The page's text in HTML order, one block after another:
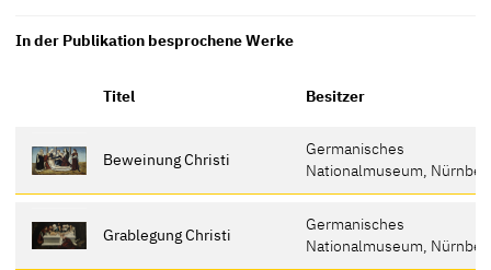
In der Publikation besprochene Werke
Titel Besitzer
Beweinung Christi
Germanisches
Nationalmuseum,
Grablegung Christi
Germanisches
Nationalmuseum,